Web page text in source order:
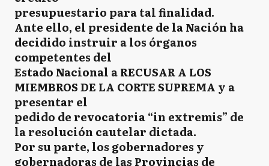
presupuestario para tal finalidad.
Ante ello, el presidente de la Nación ha
decidido instruir a los órganos
competentes del
Estado Nacional a RECUSAR A LOS
MIEMBROS DE LA CORTE SUPREMA y a
presentar el
pedido de revocatoria “in extremis” de
la resolución cautelar dictada.
Por su parte, los gobernadores y
gobernadoras de las Provincias de